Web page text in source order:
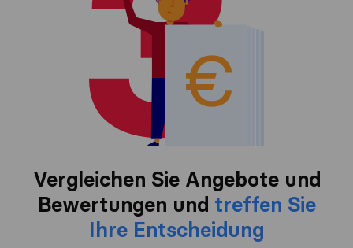
Vergleichen Sie Angebote und
Bewertungen und treffen Sie
Ihre Entscheidung